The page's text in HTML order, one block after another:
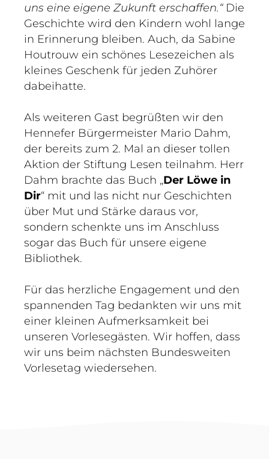
uns eine eigene Zukunft erschaffen.“Die
Geschichte wird den Kindern wohl lange
in Erinnerung bleiben. Auch, da Sabine
Houtrouw ein schönes Lesezeichen als
kleines Geschenk für jeden Zuhörer
dabeihatte.
Als weiteren Gast begrüßten wir den
Hennefer Bürgermeister Mario Dahm,
der bereits zum 2. Mal an dieser tollen
Aktion der Stiftung Lesen teilnahm. Herr
Dahm brachte das Buch „Der Löwe in
Dir“ mit und las nicht nur Geschichten
über Mut und Stärke daraus vor,
sondern schenkte uns im Anschluss
sogar das Buch für unsere eigene
Bibliothek.
Für das herzliche Engagement und den
spannenden Tag bedankten wir uns mit
einer kleinen Aufmerksamkeit bei
unseren Vorlesegästen. Wir hoffen, dass
wir uns beim nächsten Bundesweiten
Vorlesetag wiedersehen.